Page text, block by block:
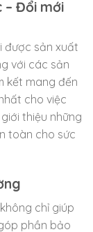
– Đổi mới
được sản xuất
với các sản
kết mang đến
cho việc
thiệu những
toàn cho sức
chỉ giúp
phần bảo